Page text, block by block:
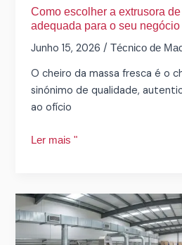
Como escolher a extrusora
adequada para o seu
Junho 15, 2026/Técnico de
O cheiro da massa fresca é o
sinónimo de qualidade,
ao ofício
seu
negócio
Ler mais "
Projeto
de
disposição